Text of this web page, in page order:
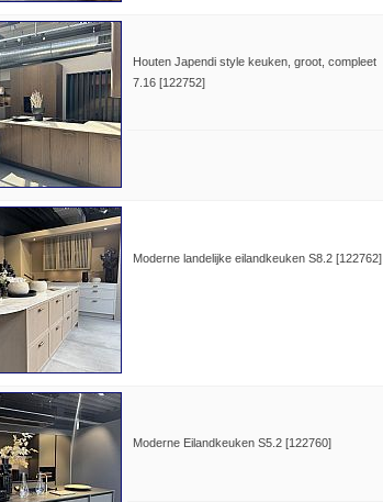
Houten Japendi style keuken, groot, compleet
7.16 [122752]
Moderne landelijke eilandkeuken S8.2 [122762]
Moderne Eilandkeuken S5.2 [122760]